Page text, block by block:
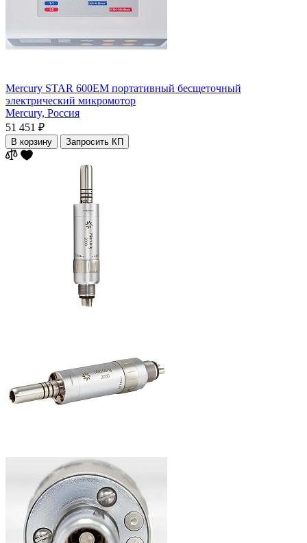
Mercury STAR 600EM портативный бесщеточный
электрический микромотор
Mercury, Россия
51 451 ₽
В корзину Запросить КП